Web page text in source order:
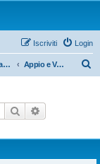
Login
Iscriviti
Breeding Season 2011 Appio e Vergine 2011
Cerca